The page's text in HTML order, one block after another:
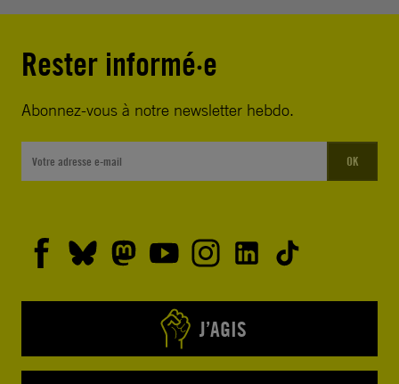
Rester informé·e
Abonnez-vous à notre newsletter hebdo.
OK
J’AGIS